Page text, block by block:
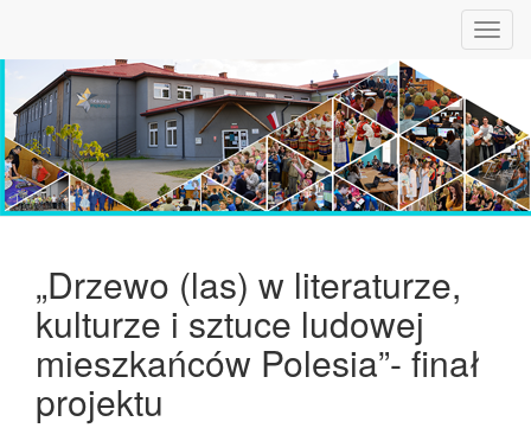
„Drzewo (las) w literaturze,
kulturze i sztuce ludowej
mieszkańców Polesia”- finał
projektu